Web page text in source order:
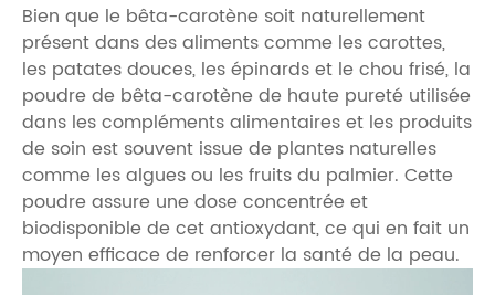
Bien que le bêta-carotène soit naturellement
présent dans des aliments comme les carottes,
les patates douces, les épinards et le chou frisé, la
poudre de bêta-carotène de haute pureté utilisée
dans les compléments alimentaires et les produits
de soin est souvent issue de plantes naturelles
comme les algues ou les fruits du palmier. Cette
poudre assure une dose concentrée et
biodisponible de cet antioxydant, ce qui en fait un
moyen efficace de renforcer la santé de la peau.